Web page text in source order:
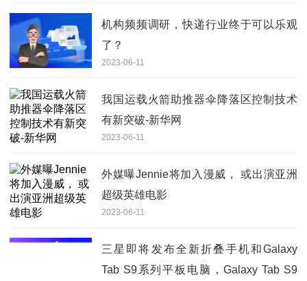
机构频频调研，快递行业终于可以乐观
了？
2023-06-11
我国运载火箭助推器伞降落区控制技术
有新突破-新华网
2023-06-11
外媒曝Jennie将加入漫威， 或出演亚洲
超级英雄电影
2023-06-11
三星即将发布全新折叠手机和Galaxy
Tab S9系列平板电脑，Galaxy Tab S9